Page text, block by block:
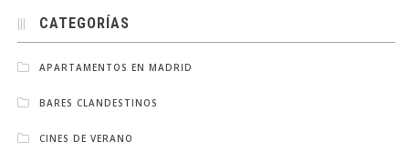
CATEGORÍAS
APARTAMENTOS EN MADRID
BARES CLANDESTINOS
CINES DE VERANO